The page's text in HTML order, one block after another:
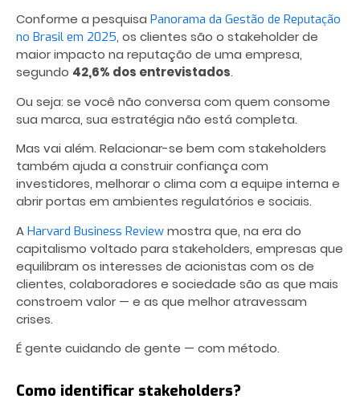
Conforme a pesquisa Panorama da Gestão de Reputação
no Brasil em 2025, os clientes são o stakeholder de
maior impacto na reputação de uma empresa,
segundo 42,6% dos entrevistados.
Ou seja: se você não conversa com quem consome
sua marca, sua estratégia não está completa.
Mas vai além. Relacionar-se bem com stakeholders
também ajuda a construir confiança com
investidores, melhorar o clima com a equipe interna e
abrir portas em ambientes regulatórios e sociais.
A Harvard Business Review mostra que, na era do
capitalismo voltado para stakeholders, empresas que
equilibram os interesses de acionistas com os de
clientes, colaboradores e sociedade são as que mais
constroem valor — e as que melhor atravessam
crises.
É gente cuidando de gente — com método.
Como identificar stakeholders?